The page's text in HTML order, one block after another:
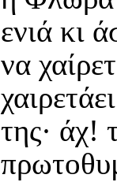
ενιά κι
να
της· άχ!